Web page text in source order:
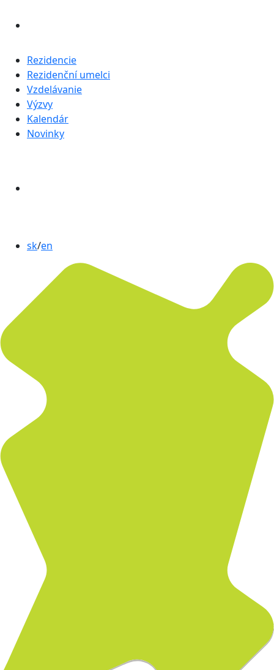
Rezidencie
Rezidenční umelci
Vzdelávanie
Výzvy
Kalendár
Novinky
sk/en